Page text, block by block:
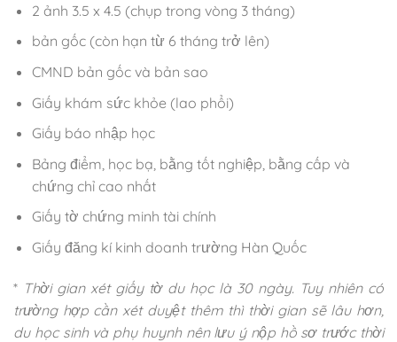
2 ảnh 3.5 x 4.5 (chụp trong vòng 3 tháng)
bản gốc (còn hạn từ 6 tháng trở lên)
CMND bản gốc và bản sao
Giấy khám sức khỏe (lao phổi)
Giấy báo nhập học
Bảng điểm, học bạ, bằng tốt nghiệp, bằng cấp và
chứng chỉ cao nhất
Giấy tờ chứng minh tài chính
Giấy đăng kí kinh doanh trường Hàn Quốc
* Thời gian xét giấy tờ du học là 30 ngày. Tuy nhiên có
trường hợp cần xét duyệt thêm thì thời gian sẽ lâu hơn,
du học sinh và phụ huynh nên lưu ý nộp hồ sơ trước thời